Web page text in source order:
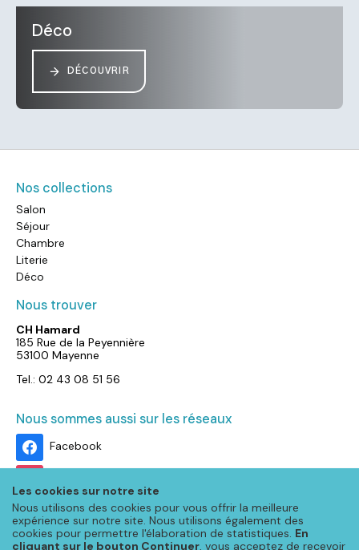
Les cookies sur notre site
Nous utilisons des cookies pour vous offrir la meilleure
expérience sur notre site. Nous utilisons également des
cookies pour permettre l'élaboration de statistiques. En
cliquant sur le bouton Continuer, vous acceptez de recevoir
Déco
DÉCOUVRIR
Nos collections
Salon
Séjour
Chambre
Literie
Déco
Nous trouver
CH Hamard
185 Rue de la Peyennière
53100 Mayenne
Tel.: 02 43 08 51 56
Nous sommes aussi sur les réseaux
Facebook